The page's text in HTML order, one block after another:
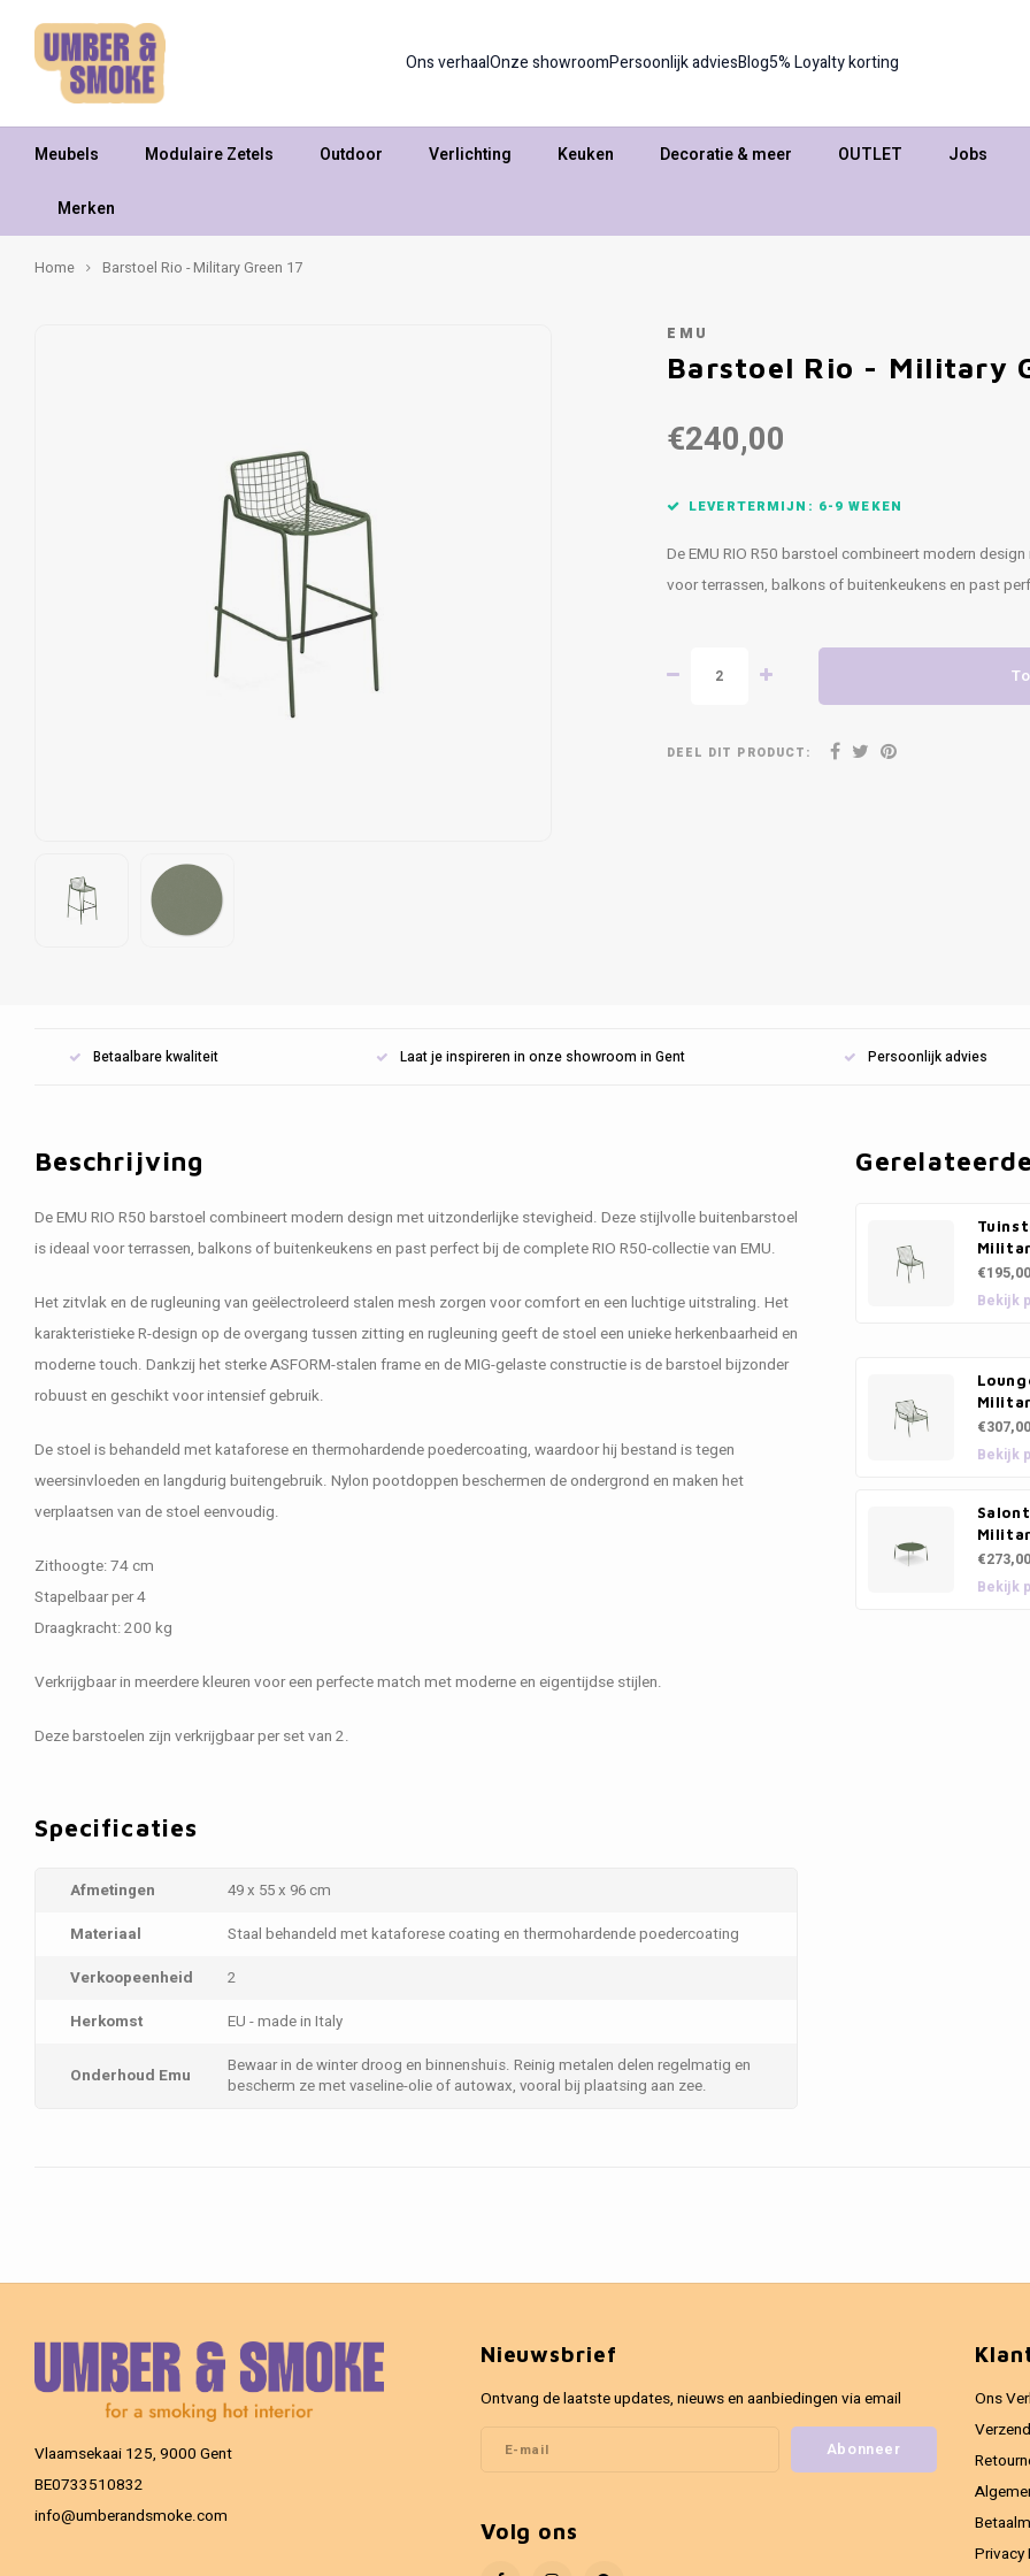
Ons verhaalOnze showroomPersoonlijk adviesBlog5% Loyalty korting
Meubels Modulaire Zetels Outdoor Verlichting Keuken Decoratie & meer OUTLET Jobs
Merken
Home Barstoel Rio - Military Green 17
EMU
Barstoel Rio - Military
€240,00
LEVERTERMIJN: 6-9 WEKEN
De EMU RIO R50 barstoel combineert modern
voor terrassen, balkons of buitenkeukens en past
DEEL DIT PRODUCT:
Betaalbare kwaliteit Laat je inspireren in onze showroom in Gent Persoonlijk advies
Beschrijving
De EMU RIO R50 barstoel combineert modern design met uitzonderlijke stevigheid. Deze stijlvolle buitenbarstoel
is ideaal voor terrassen, balkons of buitenkeukens en past perfect bij de complete RIO R50-collectie van EMU.
Het zitvlak en de rugleuning van geëlectroleerd stalen mesh zorgen voor comfort en een luchtige uitstraling. Het
karakteristieke R-design op de overgang tussen zitting en rugleuning geeft de stoel een unieke herkenbaarheid en
moderne touch. Dankzij het sterke ASFORM-stalen frame en de MIG-gelaste constructie is de barstoel bijzonder
robuust en geschikt voor intensief gebruik.
De stoel is behandeld met kataforese en thermohardende poedercoating, waardoor hij bestand is tegen
weersinvloeden en langdurig buitengebruik. Nylon pootdoppen beschermen de ondergrond en maken het
verplaatsen van de stoel eenvoudig.
Zithoogte: 74 cm
Stapelbaar per 4
Draagkracht: 200 kg
Verkrijgbaar in meerdere kleuren voor een perfecte match met moderne en eigentijdse stijlen.
Deze barstoelen zijn verkrijgbaar per set van 2.
Specificaties
Afmetingen
49 x 55 x 96 cm
Materiaal
Staal behandeld met kataforese coating en thermohardende poedercoating
Verkoopeenheid
2
Herkomst
EU - made in Italy
Onderhoud Emu
Bewaar in de winter droog en binnenshuis. Reinig metalen delen regelmatig en
bescherm ze met vaseline-olie of autowax, vooral bij plaatsing aan zee.
€195,00
Bekijk
€307,00
Bekijk
€273,00
Bekijk
Vlaamsekaai 125, 9000 Gent
BE0733510832
info@umberandsmoke.com
Nieuwsbrief
Ontvang de laatste updates, nieuws en aanbiedingen via email
Abonneer
Volg ons
Ons
Privacy